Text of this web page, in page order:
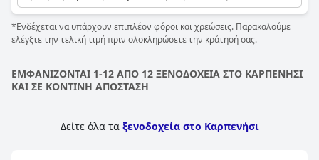
ευρύχωρες και πλήρως εξοπλισμένες οικογενειακές σουίτες,
καθώς και τη δυνατότητα προσθήκης κούνιας στο δωμάτιό
σας κατόπιν αιτήματος, κάνοντας τη διαμονή σας αξέχαστη.
*Ενδέχεται να υπάρχουν επιπλέον φόροι και χρεώσεις. Παρακαλούμε
ελέγξτε την τελική τιμή πριν ολοκληρώσετε την κράτησή σας.
ΕΜΦΑΝΙΖΟΝΤΑΙ 1-12 ΑΠΟ 12 ΞΕΝΟΔΟΧΕΙΑ ΣΤΟ ΚΑΡΠΕΝΗΣΙ
ΚΑΙ ΣΕ ΚΟΝΤΙΝΗ ΑΠΟΣΤΑΣΗ
Δείτε όλα τα ξενοδοχεία στο Καρπενήσι